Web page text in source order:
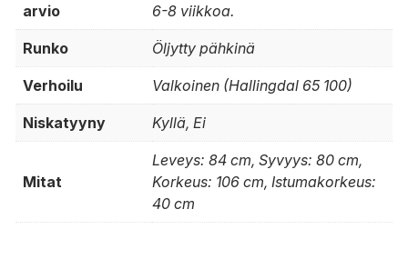
arvio
6-8 viikkoa.
Runko Öljytty pähkinä
Verhoilu Valkoinen (Hallingdal 65 100)
Niskatyyny Kyllä, Ei
Mitat
Leveys: 84 cm, Syvyys: 80 cm,
Korkeus: 106 cm, Istumakorkeus:
40 cm